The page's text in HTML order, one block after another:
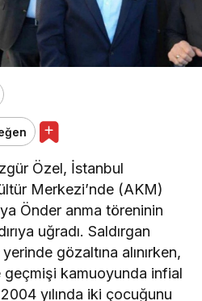
Özel, İstanbul
Merkezi’nde (AKM)
Önder anma töreninin
uğradı. Saldırgan
gözaltına alınırken,
kamuoyunda infial
yılında iki çocuğunu